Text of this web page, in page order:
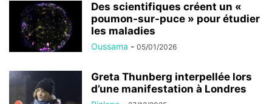
Des scientifiques créent un «
poumon-sur-puce » pour étudier
les maladies
Oussama - 05/01/2026
Greta Thunberg interpellée lors
d’une manifestation à Londres